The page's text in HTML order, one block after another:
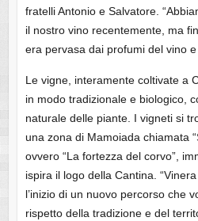
fratelli Antonio e Salvatore.
il nostro vino recentemente, ma
era pervasa dai profumi del vino e
Le vigne, interamente coltivate a
in modo tradizionale e biologico,
naturale delle piante. I vigneti si
una zona di Mamoiada chiamata
ovvero “La fortezza del corvo”,
ispira il logo della Cantina.
l’inizio di un nuovo percorso che
rispetto della tradizione e del